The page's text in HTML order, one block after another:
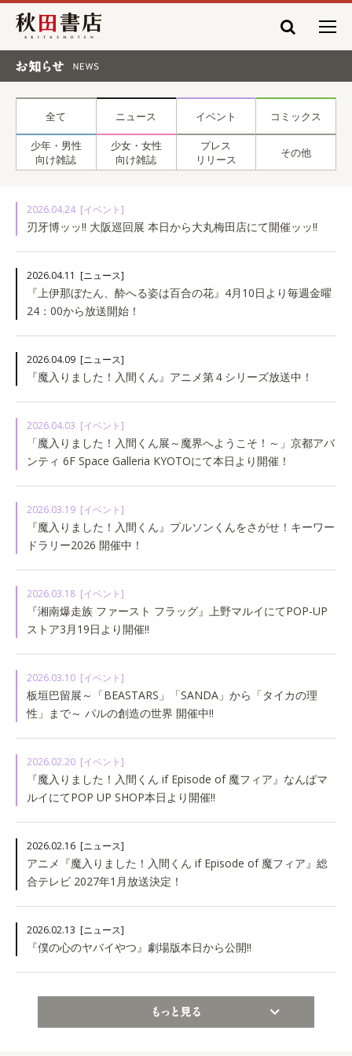
秋田書店
全て ニュース イベント コミックス
少年・男性
向け雑誌
少女・女性
向け雑誌
プレス
リリース
その他
2026.04.24 [イベント]
刃牙博ッッ!! 大阪巡回展 本日から大丸梅田店にて開催ッッ!!
2026.04.11 [ニュース]
『上伊那ぼたん、酔へる姿は百合の花』4月10日より毎週金曜
24：00から放送開始！
2026.04.09 [ニュース]
『魔入りました！入間くん』アニメ第４シリーズ放送中！
2026.04.03 [イベント]
「魔入りました！入間くん展～魔界へようこそ！～」京都アバ
ンティ 6F Space Galleria KYOTOにて本日より開催！
2026.03.19 [イベント]
『魔入りました！入間くん』プルソンくんをさがせ！キーワー
ドラリー2026 開催中！
2026.03.18 [イベント]
『湘南爆走族 ファースト フラッグ』上野マルイにてPOP-UP
ストア3月19日より開催!!
2026.03.10 [イベント]
板垣巴留展～「BEASTARS」「SANDA」から「タイカの理
性」まで～ パルの創造の世界 開催中!!
2026.02.20 [イベント]
『魔入りました！入間くん if Episode of 魔フィア』なんばマ
ルイにてPOP UP SHOP本日より開催!!
2026.02.16 [ニュース]
アニメ『魔入りました！入間くん if Episode of 魔フィア』総
合テレビ 2027年1月放送決定！
2026.02.13 [ニュース]
『僕の心のヤバイやつ』劇場版本日から公開!!